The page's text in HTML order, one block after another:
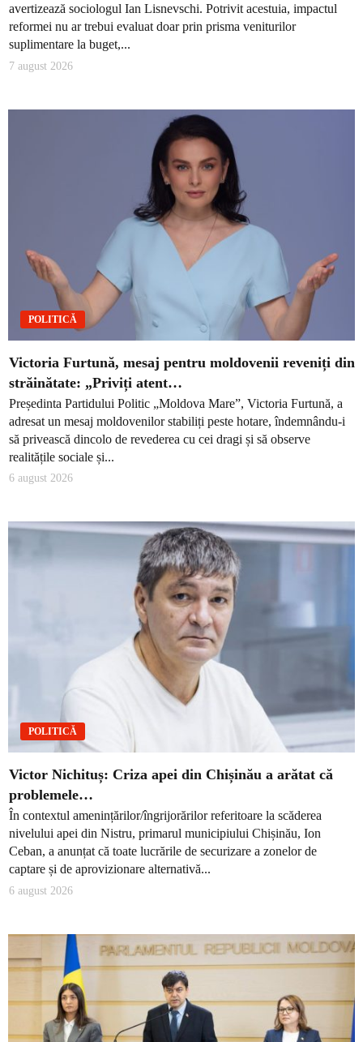
avertizează sociologul Ian Lisnevschi. Potrivit acestuia, impactul
reformei nu ar trebui evaluat doar prin prisma veniturilor
suplimentare la buget,...
7 august 2026
POLITICĂ
Victoria Furtună, mesaj pentru moldovenii reveniți din
străinătate: „Priviți atent…
Președinta Partidului Politic „Moldova Mare”, Victoria Furtună, a
adresat un mesaj moldovenilor stabiliți peste hotare, îndemnându-i
să privească dincolo de revederea cu cei dragi și să observe
realitățile sociale și...
6 august 2026
POLITICĂ
Victor Nichituș: Criza apei din Chișinău a arătat că
problemele…
În contextul amenințărilor/îngrijorărilor referitoare la scăderea
nivelului apei din Nistru, primarul municipiului Chișinău, Ion
Ceban, a anunțat că toate lucrările de securizare a zonelor de
captare și de aprovizionare alternativă...
6 august 2026